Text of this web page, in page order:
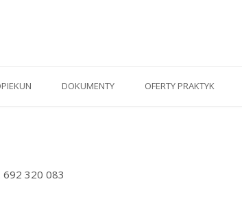
DOKUMENTY OFERTY PRAKTYK
692 320 083